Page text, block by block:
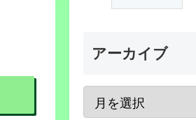
アーカイブ